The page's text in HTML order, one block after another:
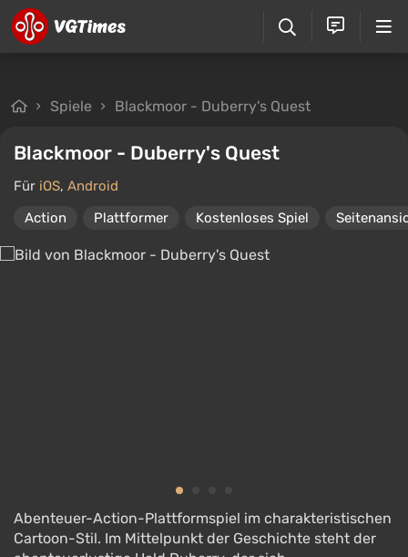
Spiele Blackmoor - Duberry's Quest
Blackmoor - Duberry's Quest
Für iOS, Android
Action
Plattformer Kostenloses Spiel
Abenteuer-Action-Plattformspiel im charakteristischen
Cartoon-Stil. Im Mittelpunkt der Geschichte steht der